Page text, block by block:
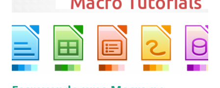
kodi Para remover, execute: $ sudo apt-get remove